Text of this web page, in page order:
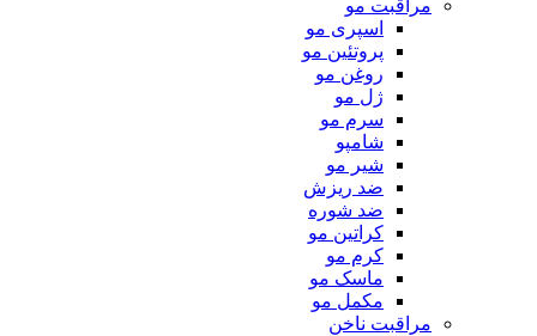
مراقبت مو
اسپری مو
پروتئین مو
روغن مو
ژل مو
سرم مو
شامپو
شیر مو
ضد ریزش
ضد شوره
کراتین مو
کرم مو
ماسک مو
مکمل مو
مراقبت ناخن